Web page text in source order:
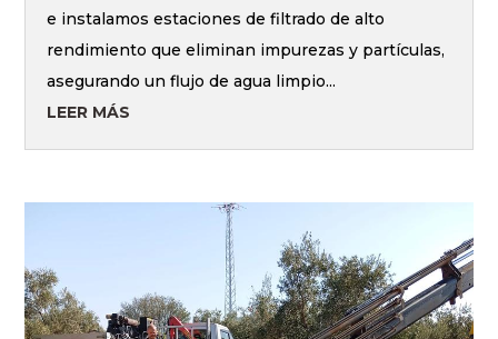
e instalamos estaciones de filtrado de alto
rendimiento que eliminan impurezas y partículas,
asegurando un flujo de agua limpio...
LEER MÁS